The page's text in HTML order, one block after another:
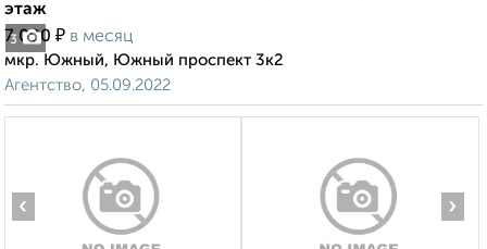
3
этаж
7 000 ₽ в месяц
мкр. Южный, Южный проспект 3к2
Агентство, 05.09.2022
‹ ›